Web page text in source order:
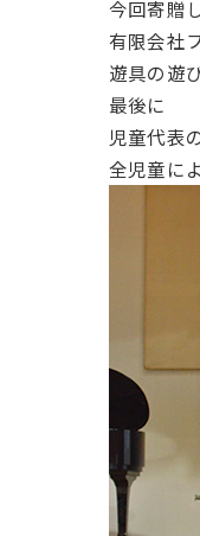
今回寄贈
有限会社
遊具の遊
最後に
児童代表
全児童に